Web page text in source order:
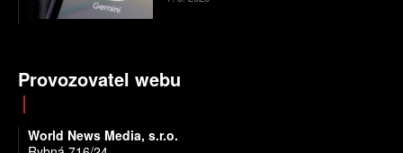
Provozovatel webu
World News Media, s.r.o.